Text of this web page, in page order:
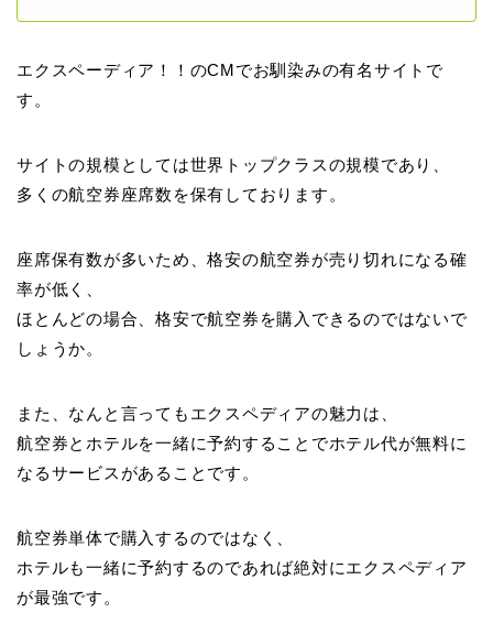
エクスペーディア！！のCMでお馴染みの有名サイトで
す。
サイトの規模としては世界トップクラスの規模であり、
多くの航空券座席数を保有しております。
座席保有数が多いため、格安の航空券が売り切れになる確
率が低く、
ほとんどの場合、格安で航空券を購入できるのではないで
しょうか。
また、なんと言ってもエクスペディアの魅力は、
航空券とホテルを一緒に予約することでホテル代が無料に
なるサービスがあることです。
航空券単体で購入するのではなく、
ホテルも一緒に予約するのであれば絶対にエクスペディア
が最強です。